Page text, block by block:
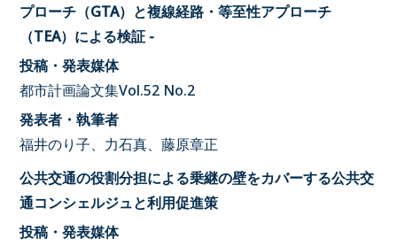
プローチ（GTA）と複線経路・等至性アプローチ
（TEA）による検証 -
投稿・発表媒体
都市計画論文集Vol.52 No.2
発表者・執筆者
福井のり子、力石真、藤原章正
公共交通の役割分担による乗継の壁をカバーする公共交
通コンシェルジュと利用促進策
投稿・発表媒体